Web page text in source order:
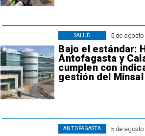
5 de
Bajo el estándar:
Antofagasta y
cumplen con
gestión del Minsal
SALUD
5 de
ANTOFAGASTA